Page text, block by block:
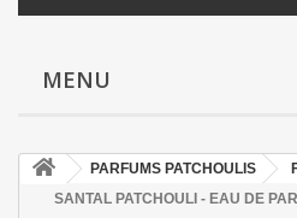
MENU
PARFUMS PATCHOULIS
SANTAL PATCHOULI - EAU DE